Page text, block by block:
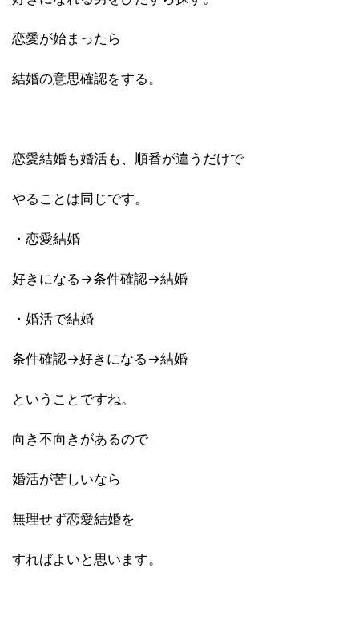
恋愛が始まったら
結婚の意思確認をする。
恋愛結婚も婚活も、 順番が違うだけで
やることは同じです。
・恋愛結婚
好きになる→条件確認→結婚
・婚活で結婚
条件確認→好きになる→結婚
ということですね。
向き不向きがあるので
婚活が苦しいなら
無理せず恋愛結婚を
すればよいと思います。